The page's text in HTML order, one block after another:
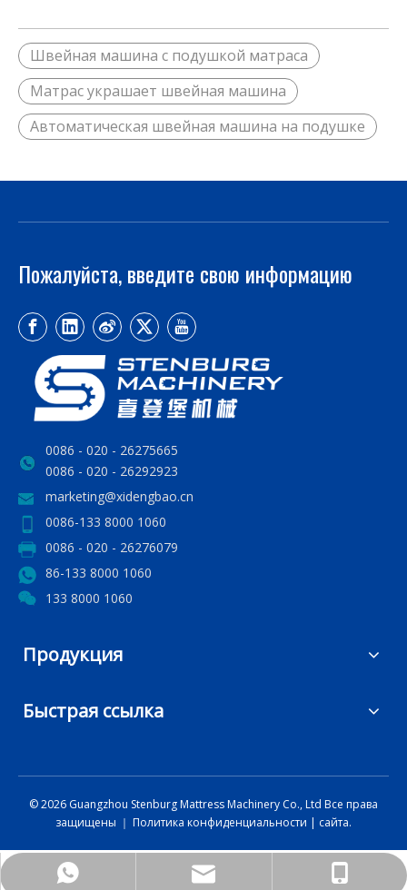
Швейная машина с подушкой матраса
Матрас украшает швейная машина
Автоматическая швейная машина на подушке
Пожалуйста, введите свою информацию
0086 - 020 - 26275665
0086 - 020 - 26292923
marketing@xidengbao.cn
0086-133 8000 1060
0086 - 020 - 26276079
86-133 8000 1060
133 8000 1060
+86 13380001060
marketing@xidengbao.cn
+86 13380001060
Продукция
Быстрая ссылка
©2026 Guangzhou Stenburg Mattress Machinery Co., Ltd Все права
защищены ｜ Политика конфиденциальности | сайта.